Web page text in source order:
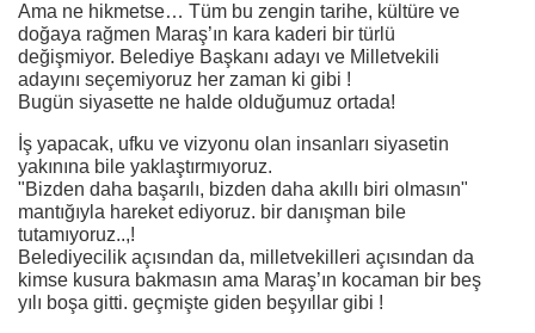
Ama ne hikmetse… Tüm bu zengin tarihe, kültüre ve
doğaya rağmen Maraş’ın kara kaderi bir türlü
değişmiyor. Belediye Başkanı adayı ve Milletvekili
adayını seçemiyoruz her zaman ki gibi !
Bugün siyasette ne halde olduğumuz ortada!
İş yapacak, ufku ve vizyonu olan insanları siyasetin
yakınına bile yaklaştırmıyoruz.
"Bizden daha başarılı, bizden daha akıllı biri olmasın"
mantığıyla hareket ediyoruz. bir danışman bile
tutamıyoruz..,!
Belediyecilik açısından da, milletvekilleri açısından da
kimse kusura bakmasın ama Maraş’ın kocaman bir beş
yılı boşa gitti. geçmişte giden beşyıllar gibi !